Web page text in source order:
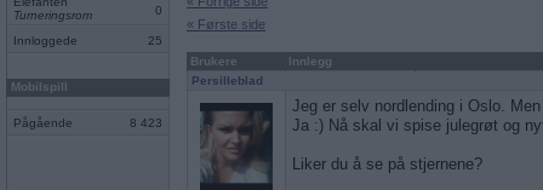
Turneringsrom
0
Innloggede 25
Mobilspill
Pågående 8 423
« Første side
Brukere
Innlegg
Persilleblad
Jeg er selv nordlending i Oslo.
Ja :) Nå skal vi spise julegrøt og
Liker du å se på stjernene?